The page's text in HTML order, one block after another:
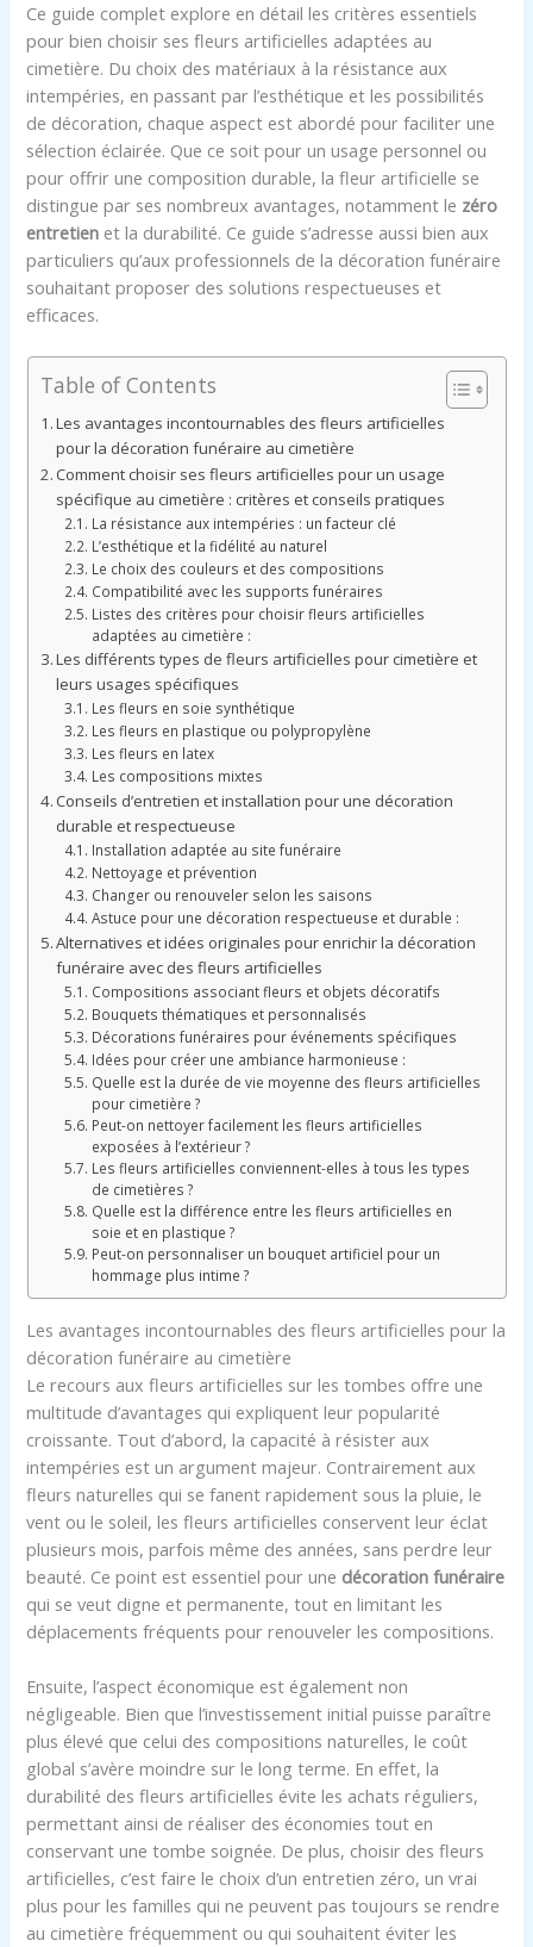
Ce guide complet explore en détail les critères essentiels
pour bien choisir ses fleurs artificielles adaptées au
cimetière. Du choix des matériaux à la résistance aux
intempéries, en passant par l’esthétique et les possibilités
de décoration, chaque aspect est abordé pour faciliter une
sélection éclairée. Que ce soit pour un usage personnel ou
pour offrir une composition durable, la fleur artificielle se
distingue par ses nombreux avantages, notamment le zéro
entretien et la durabilité. Ce guide s’adresse aussi bien aux
particuliers qu’aux professionnels de la décoration funéraire
souhaitant proposer des solutions respectueuses et
efficaces.
Table of Contents
Les avantages incontournables des fleurs artificielles
pour la décoration funéraire au cimetière
Comment choisir ses fleurs artificielles pour un usage
spécifique au cimetière : critères et conseils pratiques
La résistance aux intempéries : un facteur clé
L’esthétique et la fidélité au naturel
Le choix des couleurs et des compositions
Compatibilité avec les supports funéraires
Listes des critères pour choisir fleurs artificielles
adaptées au cimetière :
Les différents types de fleurs artificielles pour cimetière et
leurs usages spécifiques
Les fleurs en soie synthétique
Les fleurs en plastique ou polypropylène
Les fleurs en latex
Les compositions mixtes
Conseils d’entretien et installation pour une décoration
durable et respectueuse
Installation adaptée au site funéraire
Nettoyage et prévention
Changer ou renouveler selon les saisons
Astuce pour une décoration respectueuse et durable :
Alternatives et idées originales pour enrichir la décoration
funéraire avec des fleurs artificielles
Compositions associant fleurs et objets décoratifs
Bouquets thématiques et personnalisés
Décorations funéraires pour événements spécifiques
Idées pour créer une ambiance harmonieuse :
Quelle est la durée de vie moyenne des fleurs artificielles
pour cimetière ?
Peut-on nettoyer facilement les fleurs artificielles
exposées à l’extérieur ?
Les fleurs artificielles conviennent-elles à tous les types
de cimetières ?
Quelle est la différence entre les fleurs artificielles en
soie et en plastique ?
Peut-on personnaliser un bouquet artificiel pour un
hommage plus intime ?
Les avantages incontournables des fleurs artificielles pour la
décoration funéraire au cimetière
Le recours aux fleurs artificielles sur les tombes offre une
multitude d’avantages qui expliquent leur popularité
croissante. Tout d’abord, la capacité à résister aux
intempéries est un argument majeur. Contrairement aux
fleurs naturelles qui se fanent rapidement sous la pluie, le
vent ou le soleil, les fleurs artificielles conservent leur éclat
plusieurs mois, parfois même des années, sans perdre leur
beauté. Ce point est essentiel pour une décoration funéraire
qui se veut digne et permanente, tout en limitant les
déplacements fréquents pour renouveler les compositions.
Ensuite, l’aspect économique est également non
négligeable. Bien que l’investissement initial puisse paraître
plus élevé que celui des compositions naturelles, le coût
global s’avère moindre sur le long terme. En effet, la
durabilité des fleurs artificielles évite les achats réguliers,
permettant ainsi de réaliser des économies tout en
conservant une tombe soignée. De plus, choisir des fleurs
artificielles, c’est faire le choix d’un entretien zéro, un vrai
plus pour les familles qui ne peuvent pas toujours se rendre
au cimetière fréquemment ou qui souhaitent éviter les